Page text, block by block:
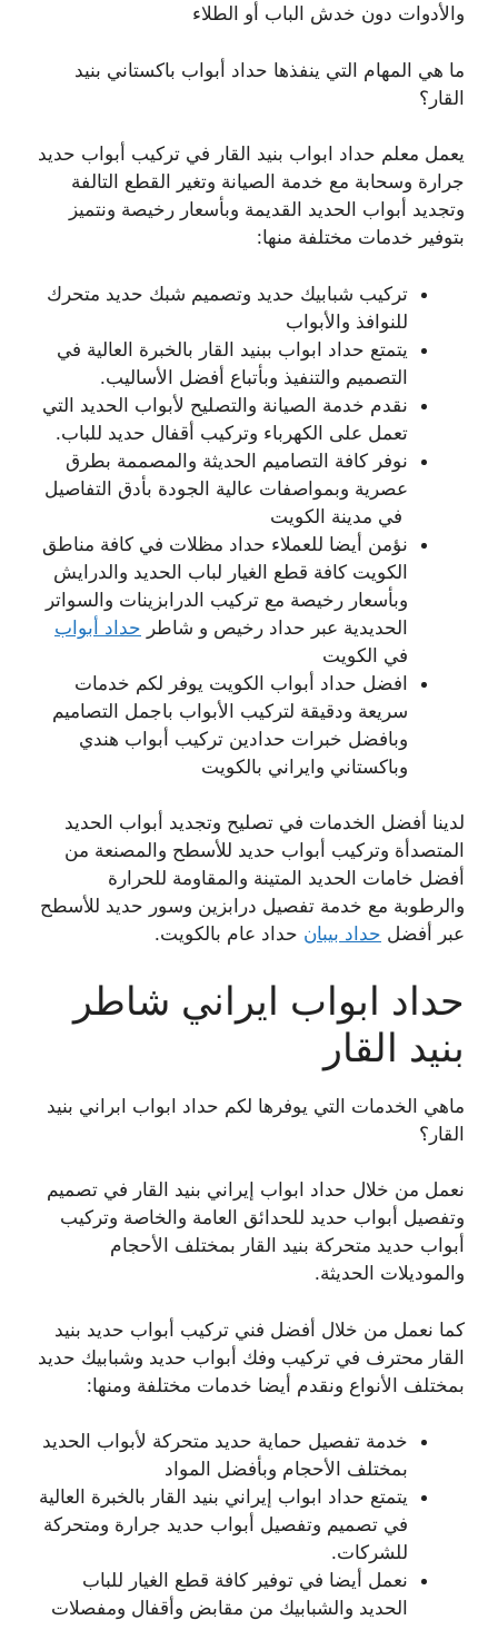
والأدوات دون خدش الباب أو الطلاء
ما هي المهام التي ينفذها حداد أبواب باكستاني بنيد
القار؟
يعمل معلم حداد ابواب بنيد القار في تركيب أبواب حديد
جرارة وسحابة مع خدمة الصيانة وتغير القطع التالفة
وتجديد أبواب الحديد القديمة وبأسعار رخيصة ونتميز
بتوفير خدمات مختلفة منها:
تركيب شبابيك حديد وتصميم شبك حديد متحرك
للنوافذ والأبواب
يتمتع حداد ابواب ببنيد القار بالخبرة العالية في
التصميم والتنفيذ وبأتباع أفضل الأساليب.
نقدم خدمة الصيانة والتصليح لأبواب الحديد التي
تعمل على الكهرباء وتركيب أقفال حديد للباب.
نوفر كافة التصاميم الحديثة والمصممة بطرق
عصرية وبمواصفات عالية الجودة بأدق التفاصيل
في مدينة الكويت
نؤمن أيضا للعملاء حداد مظلات في كافة مناطق
الكويت كافة قطع الغيار لباب الحديد والدرايش
وبأسعار رخيصة مع تركيب الدرابزينات والسواتر
الحديدية عبر حداد رخيص و شاطر حداد أبواب
في الكويت
افضل حداد أبواب الكويت يوفر لكم خدمات
سريعة ودقيقة لتركيب الأبواب باجمل التصاميم
وبافضل خبرات حدادين تركيب أبواب هندي
وباكستاني وايراني بالكويت
لدينا أفضل الخدمات في تصليح وتجديد أبواب الحديد
المتصدأة وتركيب أبواب حديد للأسطح والمصنعة من
أفضل خامات الحديد المتينة والمقاومة للحرارة
والرطوبة مع خدمة تفصيل درابزين وسور حديد للأسطح
عبر أفضل حداد بيبان حداد عام بالكويت.
حداد ابواب ايراني شاطر
بنيد القار
ماهي الخدمات التي يوفرها لكم حداد ابواب ابراني بنيد
القار؟
نعمل من خلال حداد ابواب إيراني بنيد القار في تصميم
وتفصيل أبواب حديد للحدائق العامة والخاصة وتركيب
أبواب حديد متحركة بنيد القار بمختلف الأحجام
والموديلات الحديثة.
كما نعمل من خلال أفضل فني تركيب أبواب حديد بنيد
القار محترف في تركيب وفك أبواب حديد وشبابيك حديد
بمختلف الأنواع ونقدم أيضا خدمات مختلفة ومنها:
خدمة تفصيل حماية حديد متحركة لأبواب الحديد
بمختلف الأحجام وبأفضل المواد
يتمتع حداد ابواب إيراني بنيد القار بالخبرة العالية
في تصميم وتفصيل أبواب حديد جرارة ومتحركة
للشركات.
نعمل أيضا في توفير كافة قطع الغيار للباب
الحديد والشبابيك من مقابض وأقفال ومفصلات